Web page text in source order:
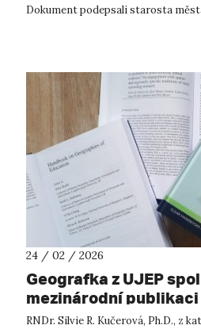
Dokument podepsali starosta
24 / 02 / 2026
Geografka z UJEP
mezinárodní
vzdělávání
RNDr. Silvie R. Kučerová, Ph.D., z